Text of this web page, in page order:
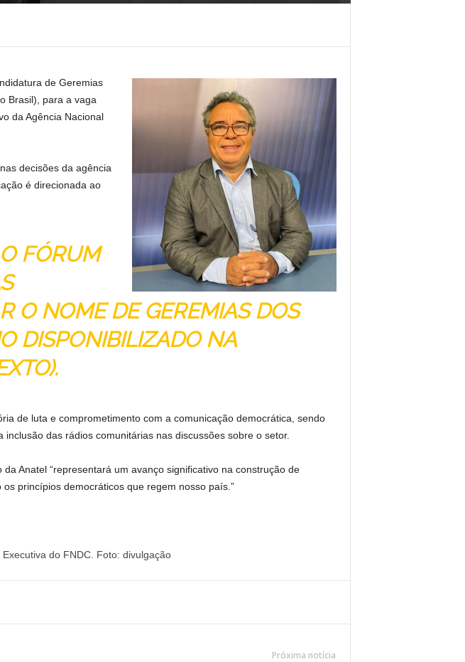
de Geremias
Brasil), para a vaga
da Agência Nacional
decisões da agência
é direcionada ao
FÓRUM
O NOME DE GEREMIAS DOS
DISPONIBILIZADO NA
de luta e comprometimento com a comunicação democrática, sendo
das rádios comunitárias nas discussões sobre o setor.
Anatel “representará um avanço significativo na construção de
princípios democráticos que regem nosso país.”
do FNDC. Foto: divulgação
Próxima notícia